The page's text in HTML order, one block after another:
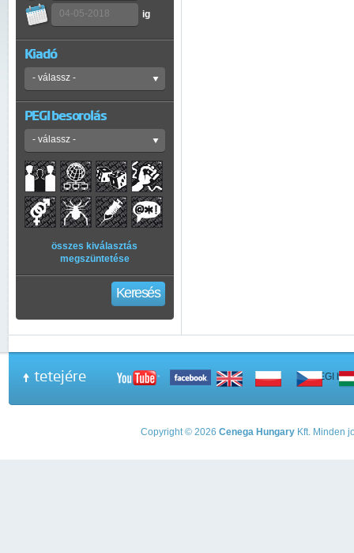
ig
Kiadó
PEGI besorolás
összes kiválasztás
megszüntetése
Keresés
tetejére A PEGI
Copyright © 2026 Cenega Hungary Kft. Minden